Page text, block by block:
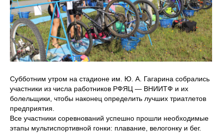
Субботним утром на стадионе им. Ю. А. Гагарина собрались
участники из числа работников РФЯЦ — ВНИИТФ и их
болельщики, чтобы наконец определить лучших триатлетов
предприятия.
Все участники соревнований успешно прошли необходимые
этапы мультиспортивной гонки: плавание, велогонку и бег.